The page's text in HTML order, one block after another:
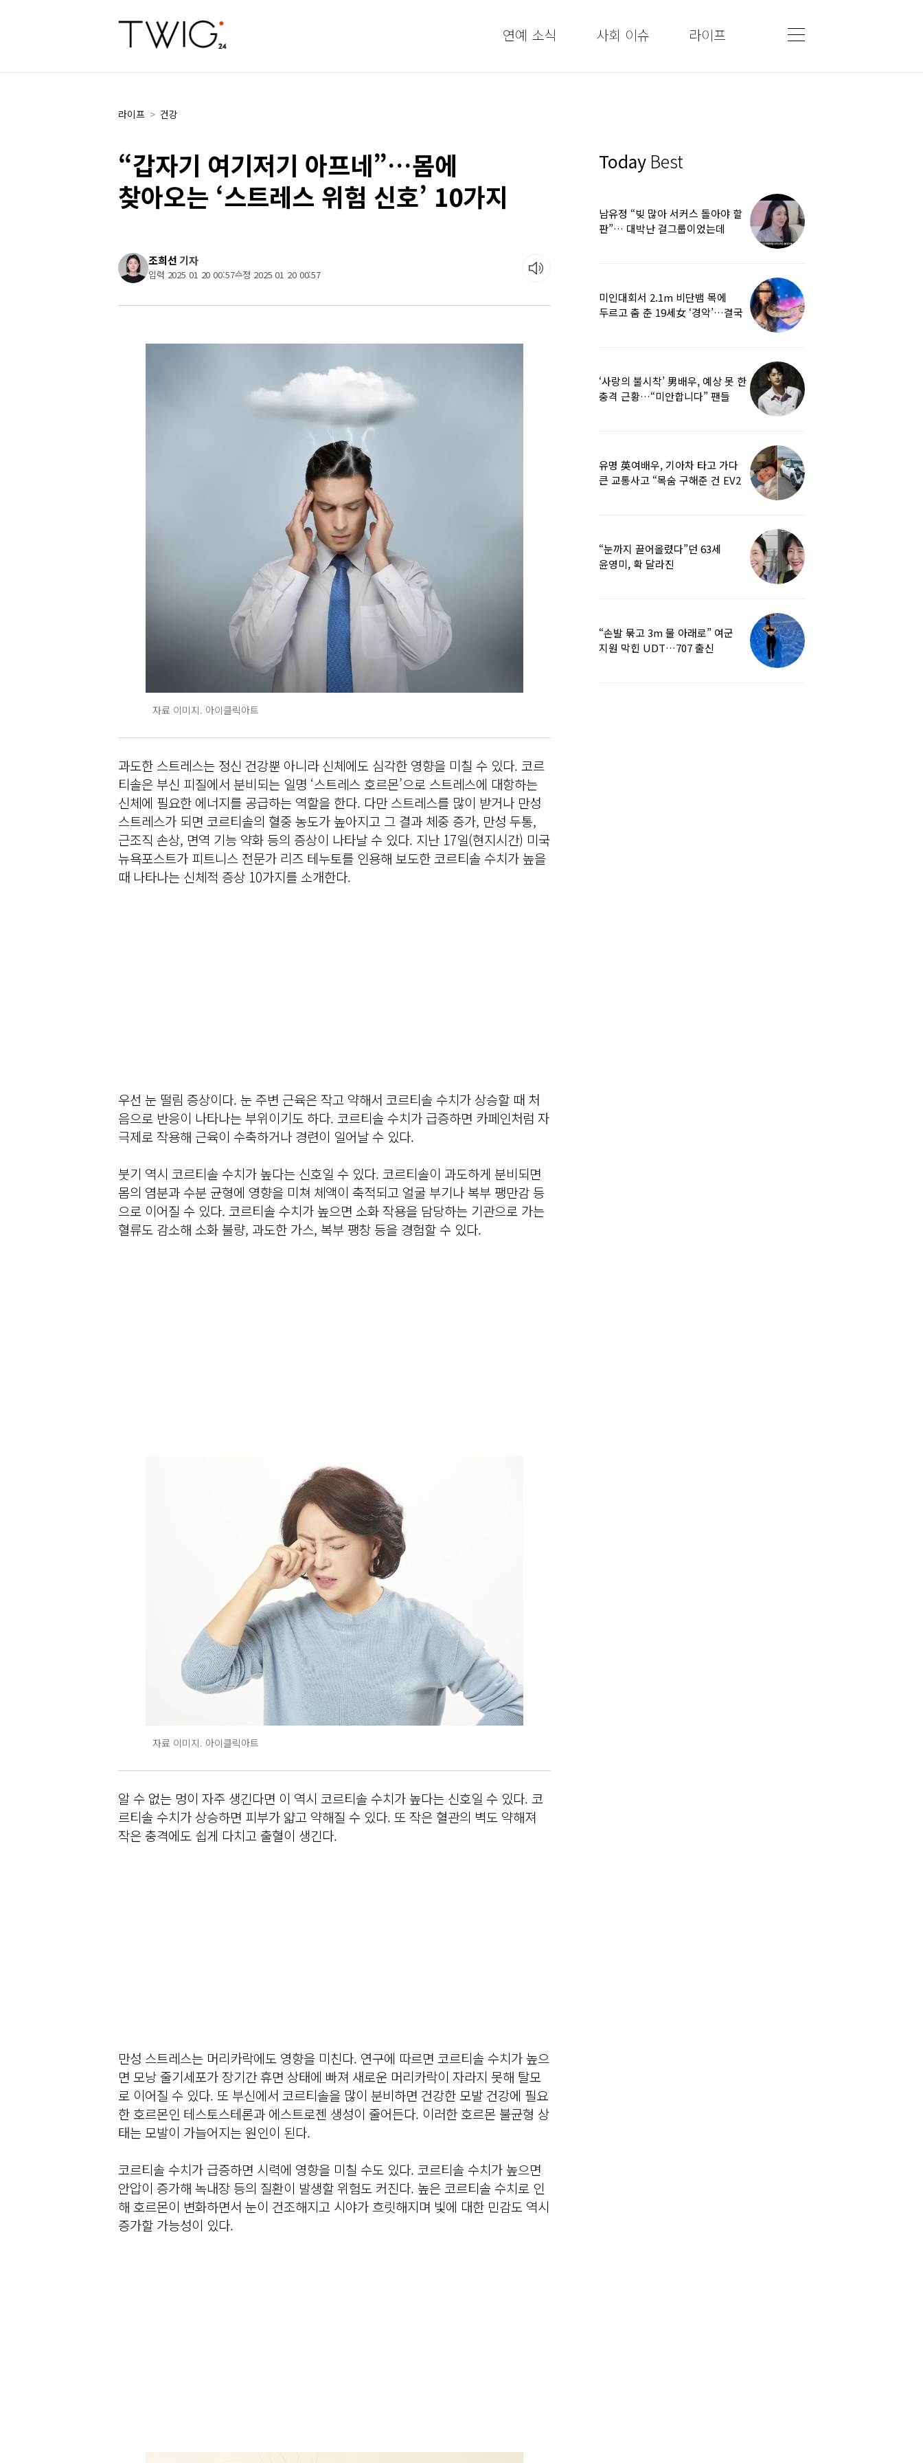
연예 소식 사회 이슈 라이프
라이프 > 건강
“갑자기 여기저기 아프네”…몸에
찾아오는 ‘스트레스 위험 신호’ 10가지
조희선기자
입력 2025 01 20 00:57수정 2025 01 20 00:57
자료 이미지. 아이클릭아트
과도한 스트레스는 정신 건강뿐 아니라 신체에도 심각한 영향을 미칠 수 있다. 코르
티솔은 부신 피질에서 분비되는 일명 ‘스트레스 호르몬’으로 스트레스에 대항하는
신체에 필요한 에너지를 공급하는 역할을 한다. 다만 스트레스를 많이 받거나 만성
스트레스가 되면 코르티솔의 혈중 농도가 높아지고 그 결과 체중 증가, 만성 두통,
근조직 손상, 면역 기능 약화 등의 증상이 나타날 수 있다. 지난 17일(현지시간) 미국
뉴욕포스트가 피트니스 전문가 리즈 테누토를 인용해 보도한 코르티솔 수치가 높을
때 나타나는 신체적 증상 10가지를 소개한다.
우선 눈 떨림 증상이다. 눈 주변 근육은 작고 약해서 코르티솔 수치가 상승할 때 처
음으로 반응이 나타나는 부위이기도 하다. 코르티솔 수치가 급증하면 카페인처럼 자
극제로 작용해 근육이 수축하거나 경련이 일어날 수 있다.
붓기 역시 코르티솔 수치가 높다는 신호일 수 있다. 코르티솔이 과도하게 분비되면
몸의 염분과 수분 균형에 영향을 미쳐 체액이 축적되고 얼굴 부기나 복부 팽만감 등
으로 이어질 수 있다. 코르티솔 수치가 높으면 소화 작용을 담당하는 기관으로 가는
혈류도 감소해 소화 불량, 과도한 가스, 복부 팽창 등을 경험할 수 있다.
자료 이미지. 아이클릭아트
알 수 없는 멍이 자주 생긴다면 이 역시 코르티솔 수치가 높다는 신호일 수 있다. 코
르티솔 수치가 상승하면 피부가 얇고 약해질 수 있다. 또 작은 혈관의 벽도 약해져
작은 충격에도 쉽게 다치고 출혈이 생긴다.
만성 스트레스는 머리카락에도 영향을 미친다. 연구에 따르면 코르티솔 수치가 높으
면 모낭 줄기세포가 장기간 휴면 상태에 빠져 새로운 머리카락이 자라지 못해 탈모
로 이어질 수 있다. 또 부신에서 코르티솔을 많이 분비하면 건강한 모발 건강에 필요
한 호르몬인 테스토스테론과 에스트로젠 생성이 줄어든다. 이러한 호르몬 불균형 상
태는 모발이 가늘어지는 원인이 된다.
코르티솔 수치가 급증하면 시력에 영향을 미칠 수도 있다. 코르티솔 수치가 높으면
안압이 증가해 녹내장 등의 질환이 발생할 위험도 커진다. 높은 코르티솔 수치로 인
해 호르몬이 변화하면서 눈이 건조해지고 시야가 흐릿해지며 빛에 대한 민감도 역시
증가할 가능성이 있다.
Today Best
남유정 “빚 많아 서커스 돌아야 할
판”… 대박난 걸그룹이었는데
미인대회서 2.1m 비단뱀 목에
두르고 춤 춘 19세女 ‘경악’…결국
‘사랑의 불시착’ 男배우, 예상 못 한
충격 근황…“미안합니다” 팬들
유명 英여배우, 기아차 타고 가다
큰 교통사고 “목숨 구해준 건 EV2
“눈까지 끌어올렸다”던 63세
윤영미, 확 달라진
“손발 묶고 3m 물 아래로” 여군
지원 막힌 UDT…707 출신